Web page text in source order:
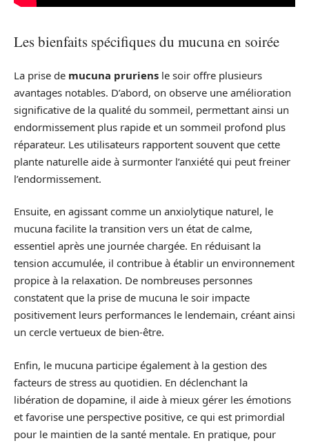
Les bienfaits spécifiques du mucuna en soirée
La prise de mucuna pruriens le soir offre plusieurs
avantages notables. D’abord, on observe une amélioration
significative de la qualité du sommeil, permettant ainsi un
endormissement plus rapide et un sommeil profond plus
réparateur. Les utilisateurs rapportent souvent que cette
plante naturelle aide à surmonter l’anxiété qui peut freiner
l’endormissement.
Ensuite, en agissant comme un anxiolytique naturel, le
mucuna facilite la transition vers un état de calme,
essentiel après une journée chargée. En réduisant la
tension accumulée, il contribue à établir un environnement
propice à la relaxation. De nombreuses personnes
constatent que la prise de mucuna le soir impacte
positivement leurs performances le lendemain, créant ainsi
un cercle vertueux de bien-être.
Enfin, le mucuna participe également à la gestion des
facteurs de stress au quotidien. En déclenchant la
libération de dopamine, il aide à mieux gérer les émotions
et favorise une perspective positive, ce qui est primordial
pour le maintien de la santé mentale. En pratique, pour